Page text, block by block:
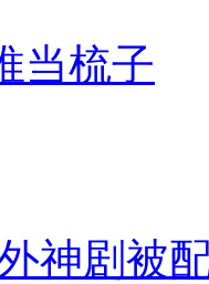
当梳子
神剧被